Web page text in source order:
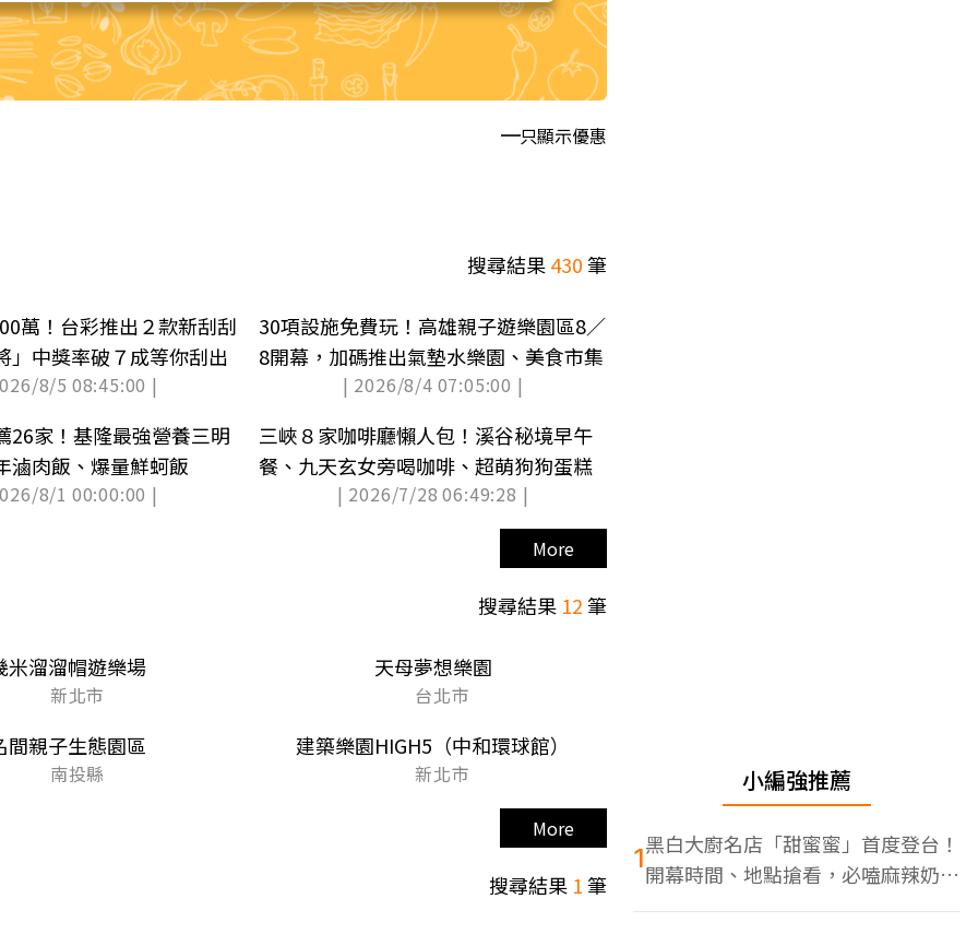
只顯示優惠
搜尋結果430筆
萬！台彩推出２款新刮刮
」中獎率破７成等你刮出
8/5 08:45:00 |
30項設施免費玩！高雄親子遊樂園區8／
8開幕，加碼推出氣墊水樂園、美食市集
| 2026/8/4 07:05:00 |
26家！基隆最強營養三明
滷肉飯、爆量鮮蚵飯
8/1 00:00:00 |
三峽８家咖啡廳懶人包！溪谷秘境早午
餐、九天玄女旁喝咖啡、超萌狗狗蛋糕
| 2026/7/28 06:49:28 |
More
搜尋結果 12筆
米溜溜帽遊樂場
新北市
天母夢想樂園
台北市
間親子生態園區
南投縣
建築樂園HIGH5（中和環球館）
新北市
More
搜尋結果 1筆
小編強推薦
1黑白大廚名店「甜蜜蜜」首度登台！
開幕時間、地點搶看，必嗑麻辣奶油
蝦